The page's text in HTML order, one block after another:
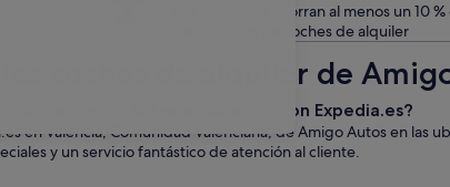
Los miembros ahorran al menos un 10
de un millón de coches de alquiler
los coches de alquiler de
de Amigo Autos en Valencia con Expedia.es?
en Valencia, Comunidad Valenciana, de Amigo Autos en
y un servicio fantástico de atención al cliente.